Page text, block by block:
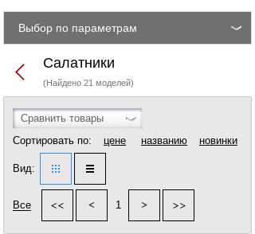
Выбор по параметрам
Салатники
(Найдено 21 моделей)
Сравнить товары
Сортировать по:
цене названию новинки
Вид:
Все 1